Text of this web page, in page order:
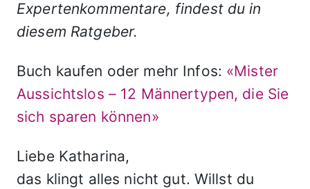
Expertenkommentare, findest du in
diesem Ratgeber.
Buch kaufen oder mehr Infos: «Mister
Aussichtslos – 12 Männertypen, die Sie
sich sparen können»
Liebe Katharina,
das klingt alles nicht gut. Willst du